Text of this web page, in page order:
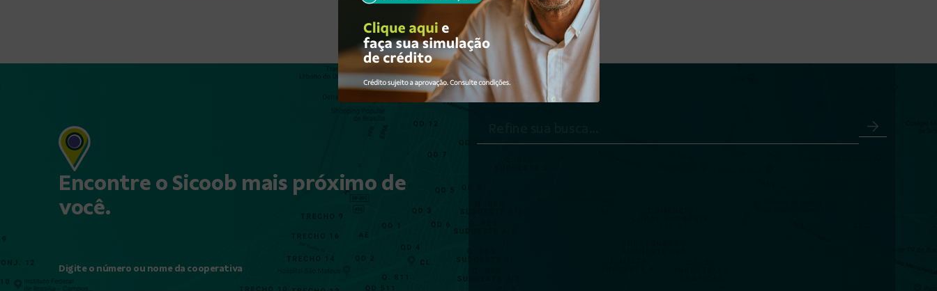
Veja mais
Encontre o Sicoob mais próximo de
você.